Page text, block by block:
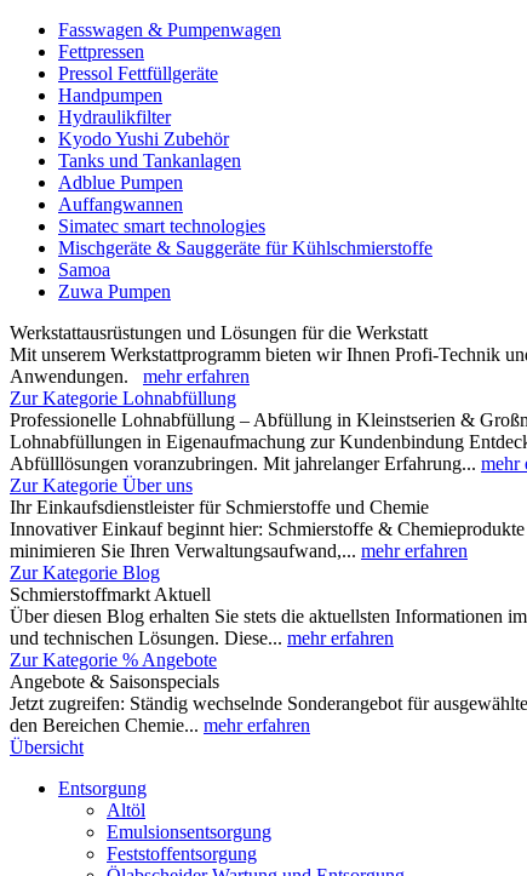
Fasswagen & Pumpenwagen
Fettpressen
Pressol Fettfüllgeräte
Handpumpen
Hydraulikfilter
Kyodo Yushi Zubehör
Tanks und Tankanlagen
Adblue Pumpen
Auffangwannen
Simatec smart technologies
Mischgeräte & Sauggeräte für Kühlschmierstoffe
Samoa
Zuwa Pumpen
Werkstattausrüstungen und Lösungen für die Werkstatt
Mit unserem Werkstattprogramm bieten wir Ihnen Profi-Technik
Anwendungen. mehr erfahren
Zur Kategorie Lohnabfüllung
Professionelle Lohnabfüllung – Abfüllung in Kleinstserien &
Lohnabfüllungen in Eigenaufmachung zur Kundenbindung
Abfülllösungen voranzubringen. Mit jahrelanger Erfahrung... mehr
Zur Kategorie Über uns
Ihr Einkaufsdienstleister für Schmierstoffe und Chemie
Innovativer Einkauf beginnt hier: Schmierstoffe &
minimieren Sie Ihren Verwaltungsaufwand,... mehr erfahren
Zur Kategorie Blog
Schmierstoffmarkt Aktuell
Über diesen Blog erhalten Sie stets die aktuellsten Informationen
und technischen Lösungen. Diese... mehr erfahren
Zur Kategorie % Angebote
Angebote & Saisonspecials
Jetzt zugreifen: Ständig wechselnde Sonderangebot für
den Bereichen Chemie... mehr erfahren
Übersicht
Entsorgung
Altöl
Emulsionsentsorgung
Feststoffentsorgung